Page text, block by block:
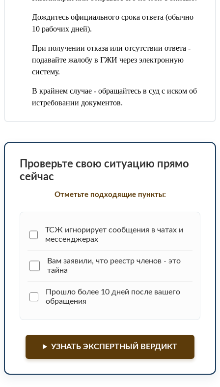
Дождитесь официального срока ответа (обычно
10 рабочих дней).
При получении отказа или отсутствии ответа -
подавайте жалобу в ГЖИ через электронную
систему.
В крайнем случае - обращайтесь в суд с иском об
истребовании документов.
Проверьте свою ситуацию прямо
сейчас
Отметьте подходящие пункты:
ТСЖ игнорирует сообщения в чатах и
мессенджерах
Вам заявили, что реестр членов - это
тайна
Прошло более 10 дней после вашего
обращения
УЗНАТЬ ЭКСПЕРТНЫЙ ВЕРДИКТ